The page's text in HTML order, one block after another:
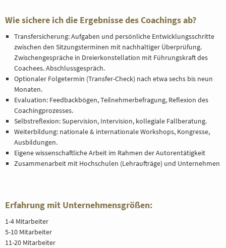
Wie sichere ich die Ergebnisse des Coachings ab?
Transfersicherung: Aufgaben und persönliche Entwicklungsschritte
zwischen den Sitzungsterminen mit nachhaltiger Überprüfung.
Zwischengespräche in Dreierkonstellation mit Führungskraft des
Coachees. Abschlussgespräch.
Optionaler Folgetermin (Transfer-Check) nach etwa sechs bis neun
Monaten.
Evaluation: Feedbackbögen, Teilnehmerbefragung, Reflexion des
Coachingprozesses.
Selbstreflexion: Supervision, Intervision, kollegiale Fallberatung.
Weiterbildung: nationale & internationale Workshops, Kongresse,
Ausbildungen.
Eigene wissenschaftliche Arbeit im Rahmen der Autorentätigkeit
Zusammenarbeit mit Hochschulen (Lehraufträge) und Unternehmen
Erfahrung mit Unternehmensgrößen:
1-4 Mitarbeiter
5-10 Mitarbeiter
11-20 Mitarbeiter